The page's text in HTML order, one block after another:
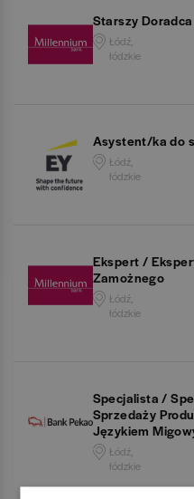
Starszy
Łódź,
łódzkie
Asystent/ka do
Łódź,
łódzkie
Ekspert /
Zamożnego
Łódź,
łódzkie
Specjalista /
Sprzedaży
Językiem
Łódź,
łódzkie